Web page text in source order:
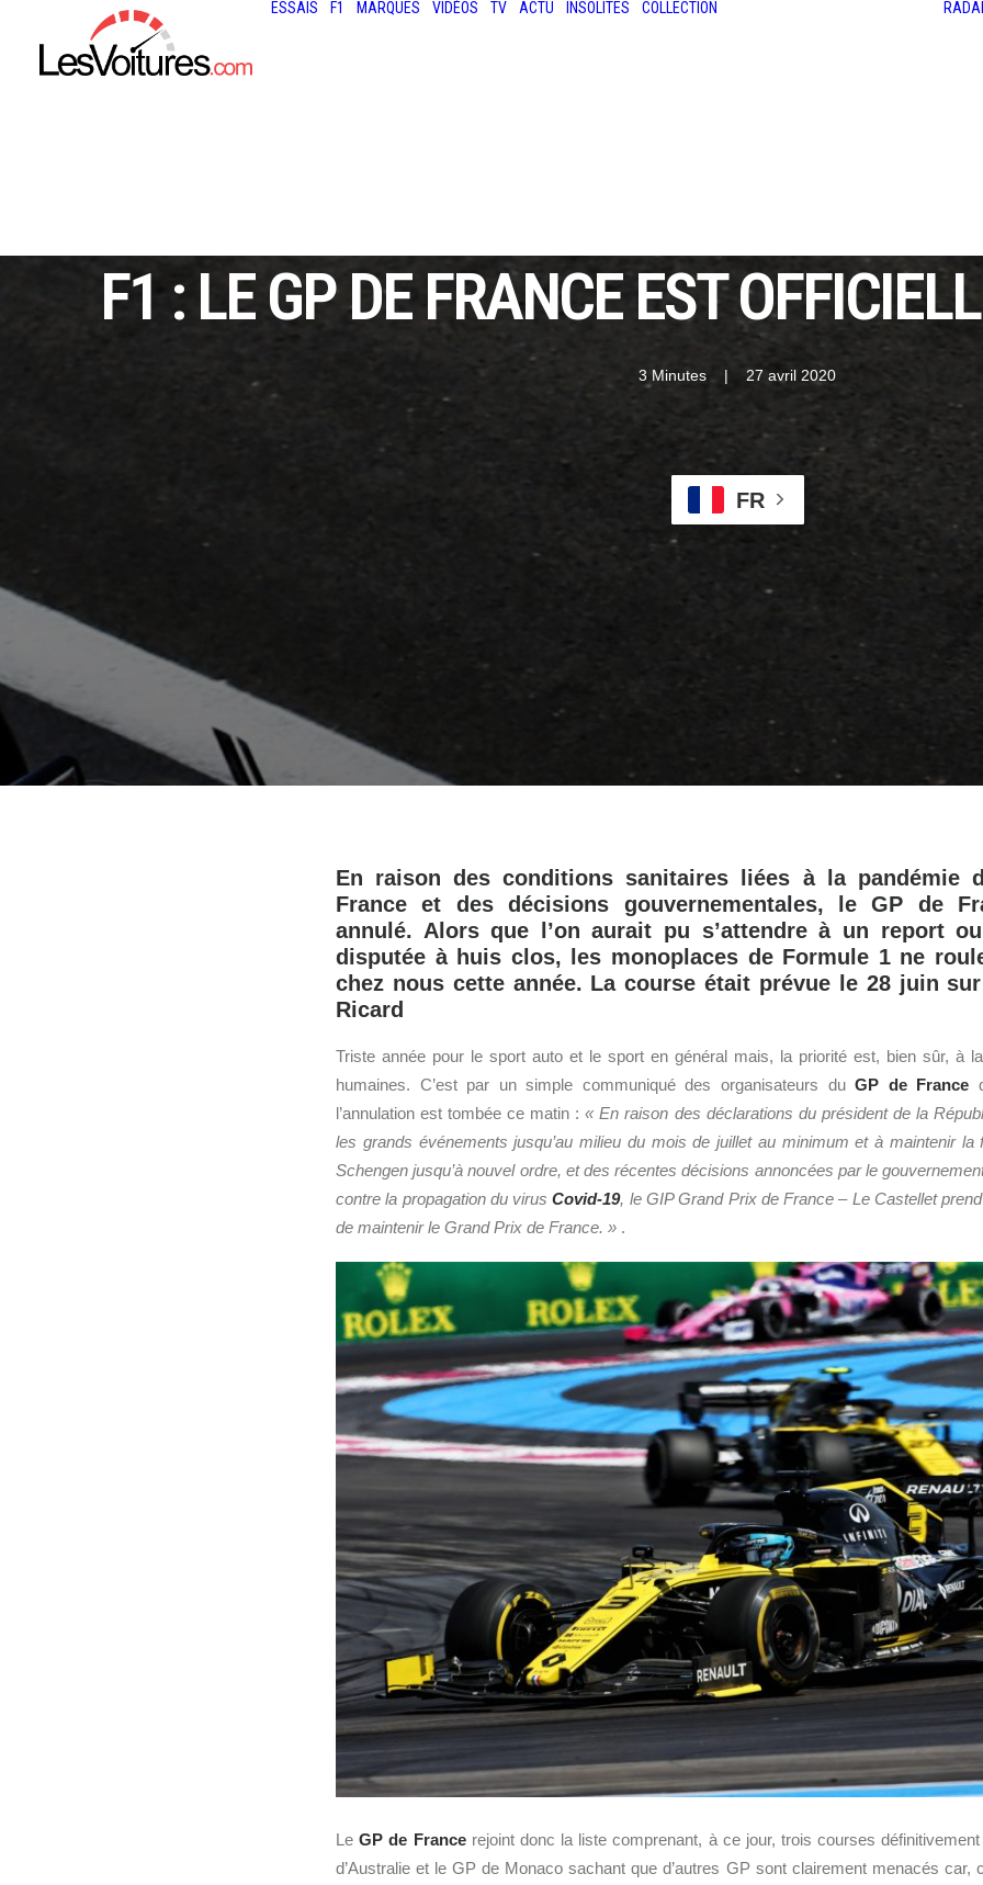
ESSAIS F1 MARQUES VIDÉOS TV ACTU INSOLITES COLLECTION
F1 : LE GP DE FRANCE EST
3 Minutes | 27 avril 2020
FR
En raison des conditions sanitaires liées à la pandémie
France et des décisions gouvernementales, le GP de
annulé. Alors que l’on aurait pu s’attendre à un report
disputée à huis clos, les monoplaces de Formule 1 ne
chez nous cette année. La course était prévue le 28 juin
Ricard
Triste année pour le sport auto et le sport en général mais, la priorité est, bien sûr, à
humaines. C’est par un simple communiqué des organisateurs duGP de France
l’annulation est tombée ce matin :«En raison des déclarations du président de la
les grands événements jusqu’au milieu du mois de juillet au minimum et à maintenir la
Schengen jusqu’à nouvel ordre, et des récentes décisions annoncées par le
contre la propagation du virusCovid-19, le GIP Grand Prix de France – Le Castellet
de maintenir le Grand Prix de France. » .
LeGP de Francerejoint donc la liste comprenant, à ce jour, trois courses
d’Australie et le GP de Monaco sachant que d’autres GP sont clairement menacés car,